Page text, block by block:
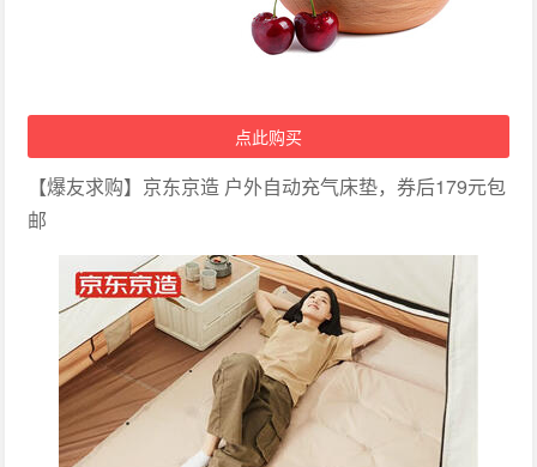
点此购买
【爆友求购】京东京造 户外自动充气床垫，券后179元包
邮